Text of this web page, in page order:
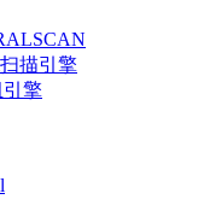
描引擎
引擎